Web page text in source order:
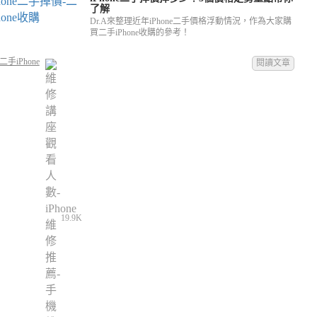
了解
Dr.A來整理近年iPhone二手價格浮動情況，作為大家購
買二手iPhone收購的參考！
手iPhone
19.9K
閱讀文章